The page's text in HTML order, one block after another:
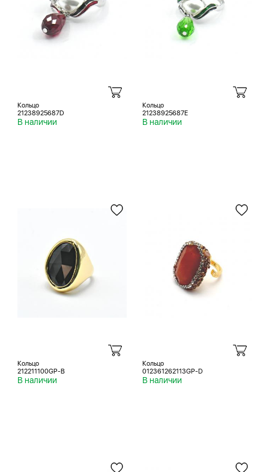
Кольцо
21238925687D
В наличии
Кольцо
21238925687E
В наличии
Кольцо
212211100GP-B
В наличии
Кольцо
012361262113GP-D
В наличии